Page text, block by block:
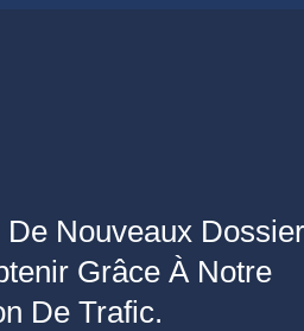
Nouveaux
Grâce À Notre
De Trafic.